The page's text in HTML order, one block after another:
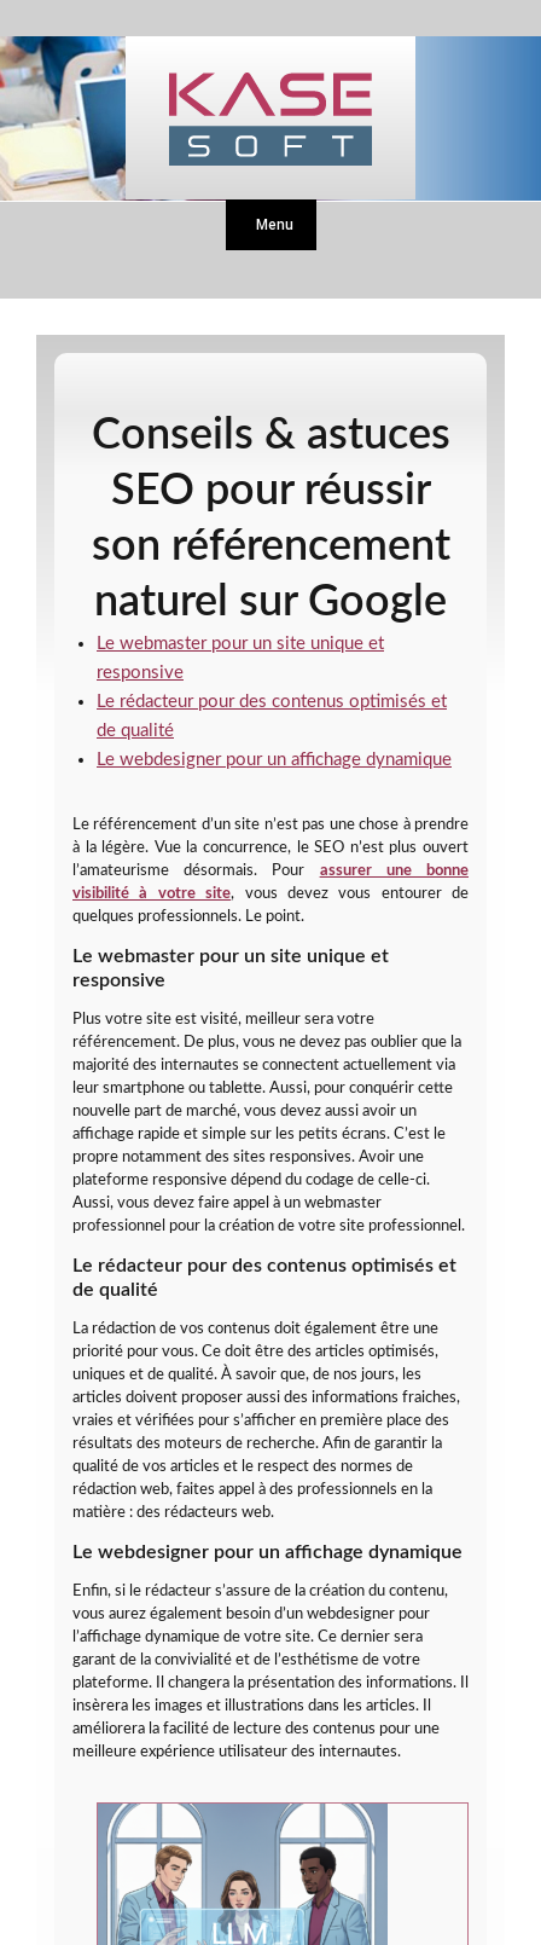
Menu
Conseils & astuces
SEO pour réussir
son référencement
naturel sur Google
Le webmaster pour un site unique et
responsive
Le rédacteur pour des contenus optimisés et
de qualité
Le webdesigner pour un affichage dynamique
Le référencement d’un site n’est pas une chose à prendre
à la légère. Vue la concurrence, le SEO n’est plus ouvert
l’amateurisme désormais. Pour assurer une bonne
visibilité à votre site, vous devez vous entourer de
quelques professionnels. Le point.
Le webmaster pour un site unique et
responsive
Plus votre site est visité, meilleur sera votre
référencement. De plus, vous ne devez pas oublier que la
majorité des internautes se connectent actuellement via
leur smartphone ou tablette. Aussi, pour conquérir cette
nouvelle part de marché, vous devez aussi avoir un
affichage rapide et simple sur les petits écrans. C’est le
propre notamment des sites responsives. Avoir une
plateforme responsive dépend du codage de celle-ci.
Aussi, vous devez faire appel à un webmaster
professionnel pour la création de votre site professionnel.
Le rédacteur pour des contenus optimisés et
de qualité
La rédaction de vos contenus doit également être une
priorité pour vous. Ce doit être des articles optimisés,
uniques et de qualité. À savoir que, de nos jours, les
articles doivent proposer aussi des informations fraiches,
vraies et vérifiées pour s’afficher en première place des
résultats des moteurs de recherche. Afin de garantir la
qualité de vos articles et le respect des normes de
rédaction web, faites appel à des professionnels en la
matière : des rédacteurs web.
Le webdesigner pour un affichage dynamique
Enfin, si le rédacteur s’assure de la création du contenu,
vous aurez également besoin d’un webdesigner pour
l’affichage dynamique de votre site. Ce dernier sera
garant de la convivialité et de l’esthétisme de votre
plateforme. Il changera la présentation des informations. Il
insèrera les images et illustrations dans les articles. Il
améliorera la facilité de lecture des contenus pour une
meilleure expérience utilisateur des internautes.